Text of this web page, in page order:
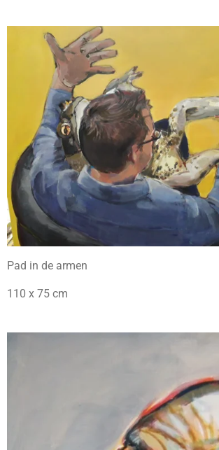
Pad in de armen
110 x 75 cm